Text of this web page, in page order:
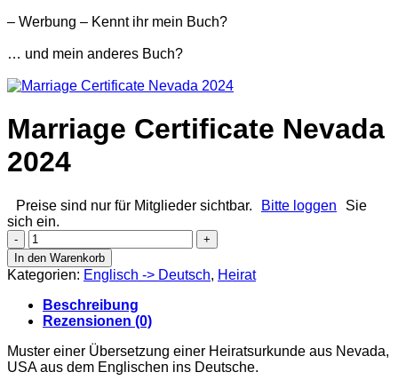
– Werbung – Kennt ihr mein Buch?
… und mein anderes Buch?
Marriage Certificate Nevada
2024
Preise sind nur für Mitglieder sichtbar. Bitte loggen
Sie
sich ein.
Marriage
Certificate
Nevada
2024
Menge
In den Warenkorb
Kategorien: Englisch -> Deutsch, Heirat
Beschreibung
Rezensionen (0)
Muster einer Übersetzung einer Heiratsurkunde aus Nevada,
USA aus dem Englischen ins Deutsche.